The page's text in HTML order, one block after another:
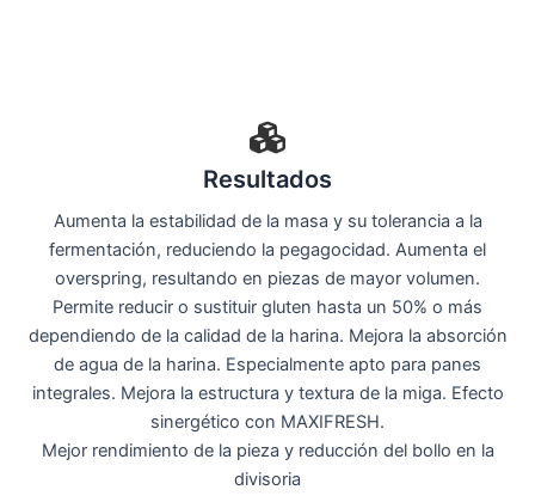
Resultados
Aumenta la estabilidad de la masa y su tolerancia a la
fermentación, reduciendo la pegagocidad. Aumenta el
overspring, resultando en piezas de mayor volumen.
Permite reducir o sustituir gluten hasta un 50% o más
dependiendo de la calidad de la harina. Mejora la absorción
de agua de la harina. Especialmente apto para panes
integrales. Mejora la estructura y textura de la miga. Efecto
sinergético con MAXIFRESH.
Mejor rendimiento de la pieza y reducción del bollo en la
divisoria